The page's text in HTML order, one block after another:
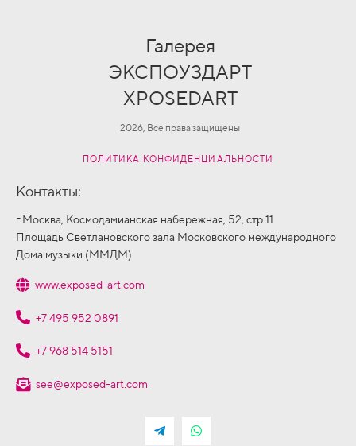
Галерея
ЭКСПОУЗДАРТ
XPOSEDART
2026, Все права защищены
ПОЛИТИКА КОНФИДЕНЦИАЛЬНОСТИ
Контакты:
г.Москва, Космодамианская набережная, 52, стр.11
Площадь Светлановского зала Московского международного
Дома музыки (ММДМ)
www.exposed-art.com
+7 495 952 0891
+7 968 514 5151
see@exposed-art.com